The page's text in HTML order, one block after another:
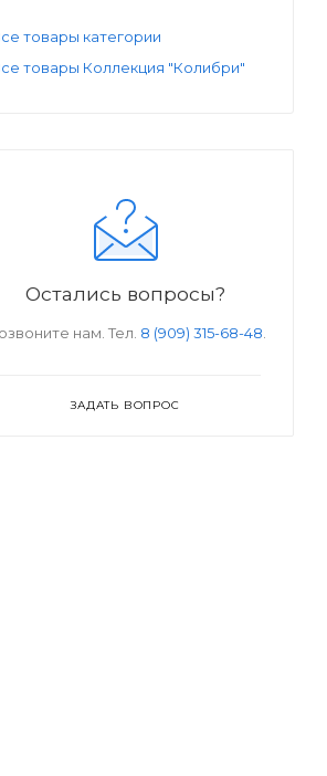
товары категории
товары Коллекция "Колибри"
Остались вопросы?
нам. Тел. 8 (909) 315-68-48
ЗАДАТЬ ВОПРОС